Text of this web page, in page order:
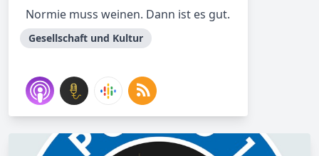
Normie muss weinen. Dann ist es gut.
Gesellschaft und Kultur